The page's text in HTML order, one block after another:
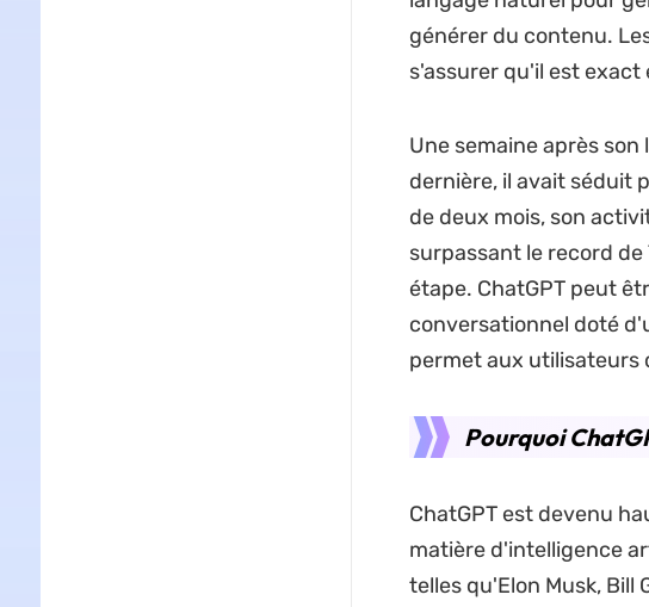
générer du contenu.
s'assurer qu'il est exact
Une semaine après
dernière, il avait séduit
de deux mois, son
surpassant le record
étape. ChatGPT peut
conversationnel doté
permet aux utilisateurs
Pourquoi
ChatGPT est devenu
matière d'intelligence
telles qu'Elon Musk, Bill